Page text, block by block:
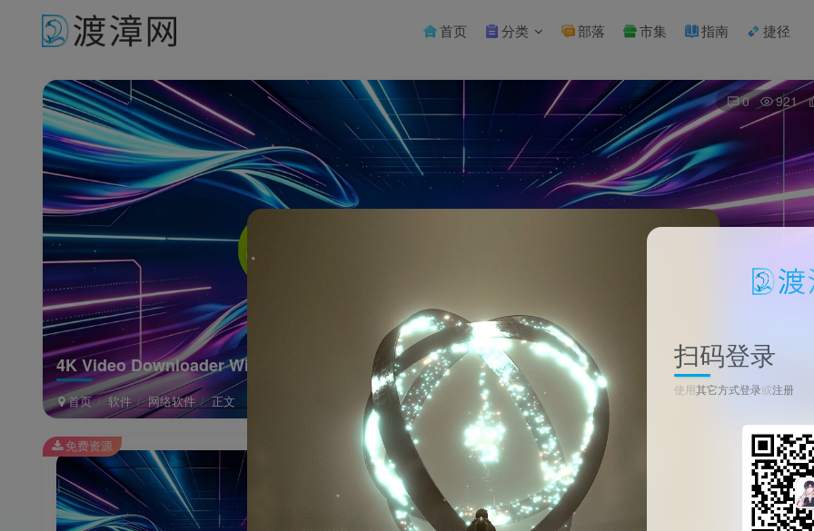
首页 分类 部落 市集 指南 捷径
4K Video Downloader Windows官方版
首页 软件 网络软件 正文
0 921
4K Video Downloader Windows官方版
此内容为免费资源，请登录后查看
免费资源
扫码登录
使用其它方式登录或注册